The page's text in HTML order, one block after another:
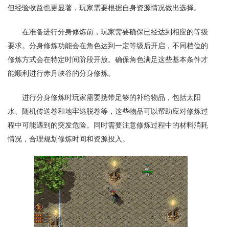
但经验收益也更显著，玩家需要根据自身资源情况做出选择。
在准备进行分身修炼前，玩家需要确保已经达到相应的等级
要求。分身修炼功能会在角色达到一定等级后开启，不同档位的
修炼方式会在特定时间阶段开放。确保角色满足这些基本条件才
能顺利进行赤月峡谷的分身修炼。
进行分身修炼时玩家需要携带足够的补给物品，包括太阳
水、随机传送卷和地牢逃脱卷等，这些物品可以帮助应对修炼过
程中可能遇到的突发危险。同时需要注意修炼过程中的材料消耗
情况，合理规划修炼时间和资源投入。